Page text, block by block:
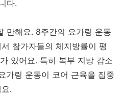
다.
만해요. 8주간의 요가링 운동
참가자들의 체지방률이 평
있어요. 특히 복부 지방 감소
가링 운동이 코어 근육을 집중
.